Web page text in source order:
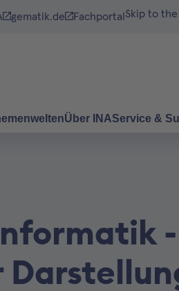
gematik.de Fachportal Skip to
Über INAService &